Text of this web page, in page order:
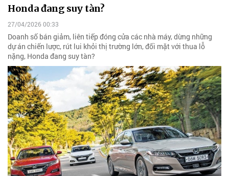
Honda đang suy tàn?
27/04/2026 00:33
Doanh số bán giảm, liên tiếp đóng cửa các nhà máy, dừng những
dự án chiến lược, rút lui khỏi thị trường lớn, đối mặt với thua lỗ
nặng, Honda đang suy tàn?